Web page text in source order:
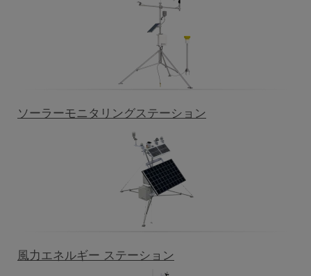
ソーラーモニタリングステーション
風力エネルギー ステーション